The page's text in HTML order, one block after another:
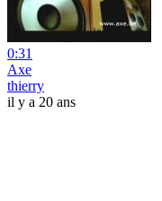
0:31
Axe
thierry
il y a 20 ans